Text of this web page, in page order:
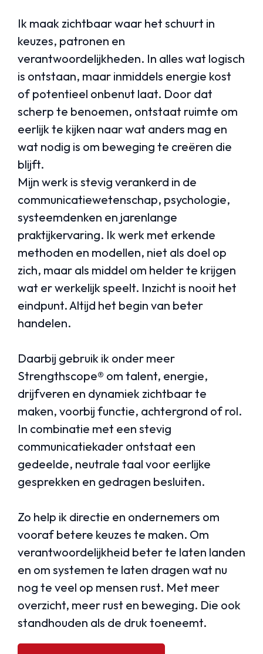
Ik maak zichtbaar waar het schuurt in
keuzes, patronen en
verantwoordelijkheden. In alles wat logisch
is ontstaan, maar inmiddels energie kost
of potentieel onbenut laat. Door dat
scherp te benoemen, ontstaat ruimte om
eerlijk te kijken naar wat anders mag en
wat nodig is om beweging te creëren die
blijft.
Mijn werk is stevig verankerd in de
communicatiewetenschap, psychologie,
systeemdenken en jarenlange
praktijkervaring. Ik werk met erkende
methoden en modellen, niet als doel op
zich, maar als middel om helder te krijgen
wat er werkelijk speelt. Inzicht is nooit het
eindpunt. Altijd het begin van beter
handelen.
Daarbij gebruik ik onder meer
Strengthscope® om talent, energie,
drijfveren en dynamiek zichtbaar te
maken, voorbij functie, achtergrond of rol.
In combinatie met een stevig
communicatiekader ontstaat een
gedeelde, neutrale taal voor eerlijke
gesprekken en gedragen besluiten.
Zo help ik directie en ondernemers om
vooraf betere keuzes te maken. Om
verantwoordelijkheid beter te laten landen
en om systemen te laten dragen wat nu
nog te veel op mensen rust. Met meer
overzicht, meer rust en beweging. Die ook
standhouden als de druk toeneemt.